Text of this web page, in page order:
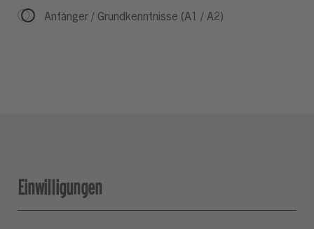
Anfänger / Grundkenntnisse (A1 / A2)
Einwilligungen